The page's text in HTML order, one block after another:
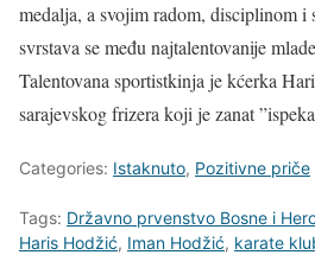
medalja, a svojim radom, disciplinom i
svrstava se među najtalentovanije
Talentovana sportistkinja je kćerka
sarajevskog frizera koji je zanat
Categories: Istaknuto, Pozitivne priče
Tags: Državno prvenstvo Bosne i
Haris Hodžić, Iman Hodžić, karate